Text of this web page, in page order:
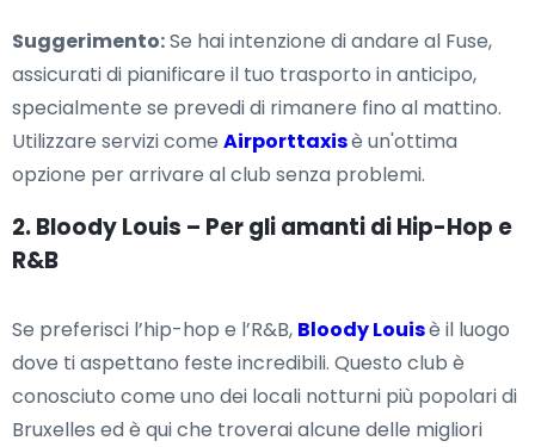
Suggerimento:Se hai intenzione di andare al Fuse,
assicurati di pianificare il tuo trasporto in anticipo,
specialmente se prevedi di rimanere fino al mattino.
Utilizzare servizi come Airporttaxisè un'ottima
opzione per arrivare al club senza problemi.
2. Bloody Louis – Per gli amanti di Hip-Hop e
R&B
Se preferisci l’hip-hop e l’R&B, Bloody Louisè il luogo
dove ti aspettano feste incredibili. Questo club è
conosciuto come uno dei locali notturni più popolari di
Bruxelles ed è qui che troverai alcune delle migliori